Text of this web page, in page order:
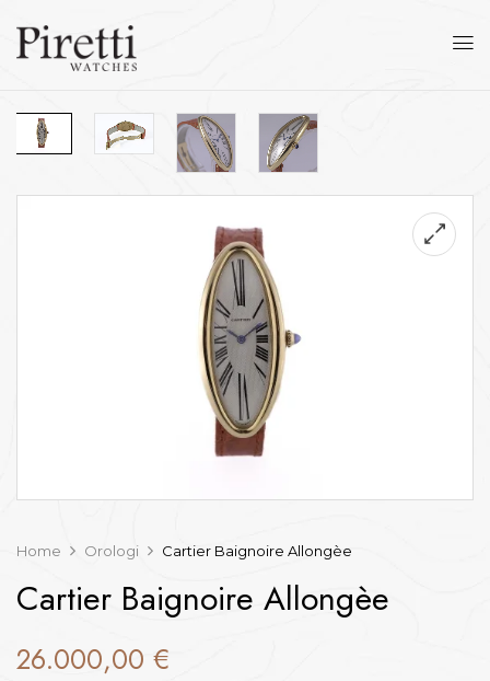
Home Orologi Cartier Baignoire Allongèe
Cartier Baignoire Allongèe
26.000,00 €